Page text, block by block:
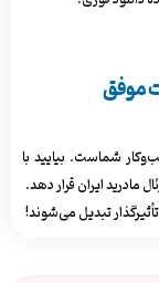
موفق
شماست. بیایید با
مادرید ایران قرار دهد.
تبدیل می‌شوند!